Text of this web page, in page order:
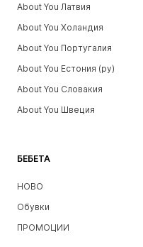
БЕБЕТА
НОВО
Обувки
ПРОМОЦИИ
About You Латвия
About You Холандия
About You Португалия
About You Естония (ру)
About You Словакия
About You Швеция